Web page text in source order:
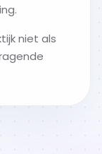
niet als